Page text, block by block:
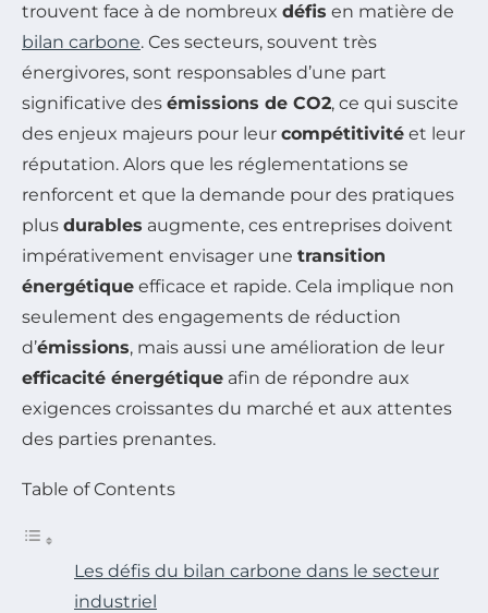
trouvent face à de nombreux défis en matière de
bilan carbone. Ces secteurs, souvent très
énergivores, sont responsables d’une part
significative des émissions de CO2, ce qui suscite
des enjeux majeurs pour leur compétitivité et leur
réputation. Alors que les réglementations se
renforcent et que la demande pour des pratiques
plus durables augmente, ces entreprises doivent
impérativement envisager une transition
énergétique efficace et rapide. Cela implique non
seulement des engagements de réduction
d’émissions, mais aussi une amélioration de leur
efficacité énergétique afin de répondre aux
exigences croissantes du marché et aux attentes
des parties prenantes.
Table of Contents
Les défis du bilan carbone dans le secteur
industriel